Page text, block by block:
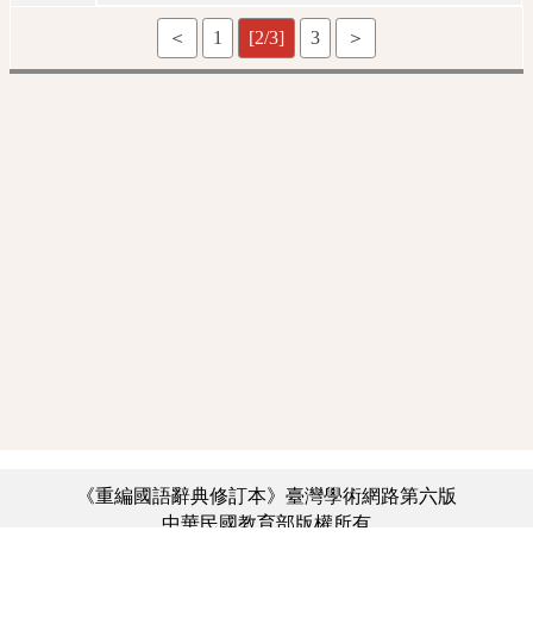
＜ 1 [2/3] 3 ＞
《重編國語辭典修訂本》臺灣學術網路第六版
中華民國教育部版權所有